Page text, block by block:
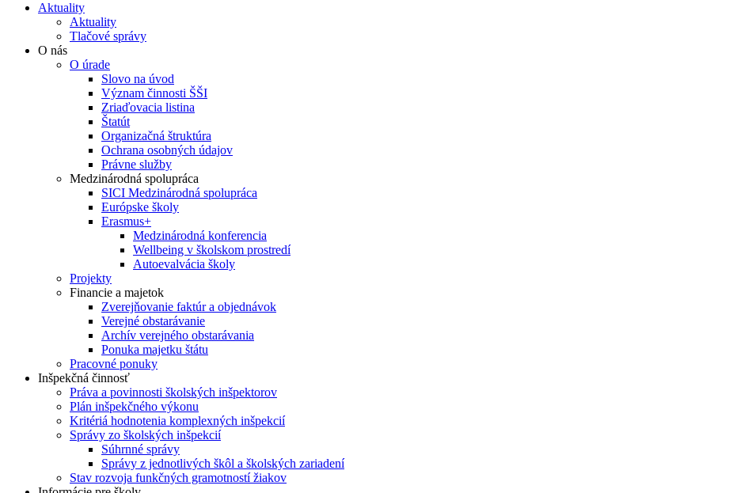
Aktuality
Aktuality
Tlačové správy
O nás
O úrade
Slovo na úvod
Význam činnosti ŠŠI
Zriaďovacia listina
Štatút
Organizačná štruktúra
Ochrana osobných údajov
Právne služby
Medzinárodná spolupráca
SICI Medzinárodná spolupráca
Európske školy
Erasmus+
Medzinárodná konferencia
Wellbeing v školskom prostredí
Autoevalvácia školy
Projekty
Financie a majetok
Zverejňovanie faktúr a objednávok
Verejné obstarávanie
Archív verejného obstarávania
Ponuka majetku štátu
Pracovné ponuky
Inšpekčná činnosť
Práva a povinnosti školských inšpektorov
Plán inšpekčného výkonu
Kritériá hodnotenia komplexných inšpekcií
Správy zo školských inšpekcií
Súhrnné správy
Správy z jednotlivých škôl a školských zariadení
Stav rozvoja funkčných gramotností žiakov